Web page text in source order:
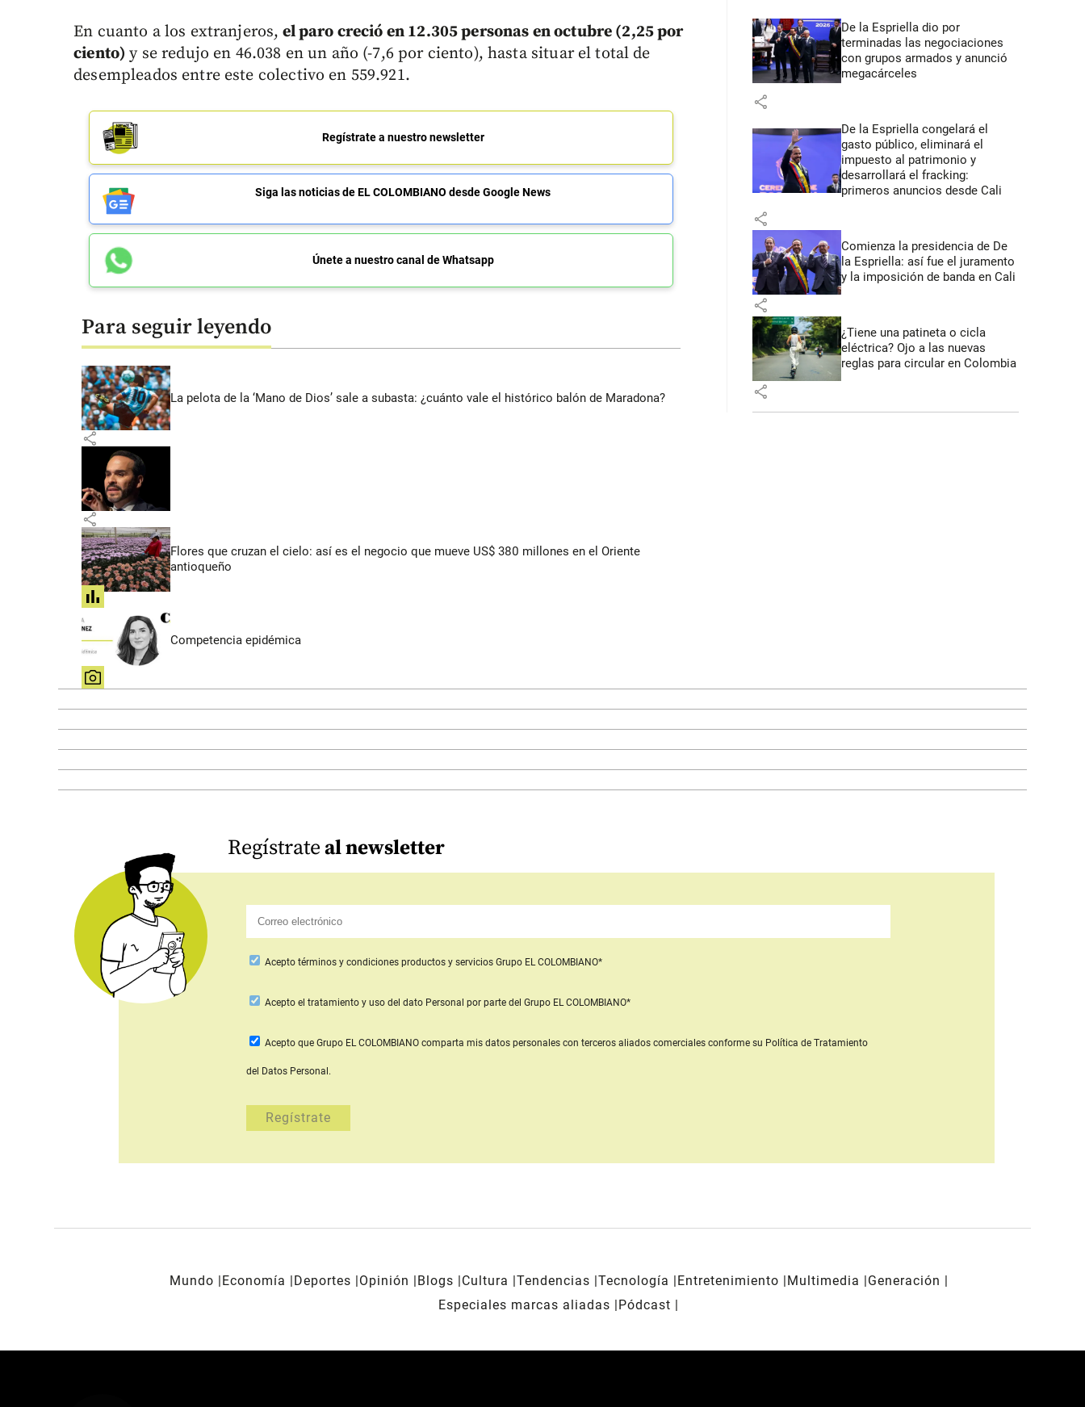
En cuanto a los extranjeros, el paro creció en 12.305 personas en octubre (2,25 por
ciento)y se redujo en 46.038 en un año (-7,6 por ciento), hasta situar el total de
desempleados entre este colectivo en 559.921.
Regístrate a nuestro newsletter
Siga las noticias de EL COLOMBIANO desde Google News
Únete a nuestro canal de Whatsapp
Para seguir leyendo
La pelota de la ‘Mano de Dios’ sale a subasta: ¿cuánto vale el histórico balón de Maradona?
share
share
Flores que cruzan el cielo: así es el negocio que mueve US$ 380 millones en el Oriente
antioqueño
share
Competencia epidémica
share
De la Espriella dio por
terminadas las negociaciones
con grupos armados y anunció
megacárceles
share
De la Espriella congelará el
gasto público, eliminará el
impuesto al patrimonio y
desarrollará el fracking:
primeros anuncios desde Cali
share
Comienza la presidencia de De
la Espriella: así fue el juramento
y la imposición de banda en Cali
share
¿Tiene una patineta o cicla
eléctrica? Ojo a las nuevas
reglas para circular en Colombia
share
Regístrateal newsletter
Acepto términos y condiciones productos y servicios Grupo EL COLOMBIANO*
Aceptoel tratamiento y uso del dato Personal por parte del Grupo EL COLOMBIANO*
Acepto que Grupo EL COLOMBIANO comparta mis datos personales con terceros aliados comercialesconforme su Política de Tratamiento
del Datos Personal.
Mundo Economía Deportes Opinión Blogs Cultura Tendencias Tecnología Entretenimiento Multimedia
Generación
Especiales marcas aliadas
Pódcast